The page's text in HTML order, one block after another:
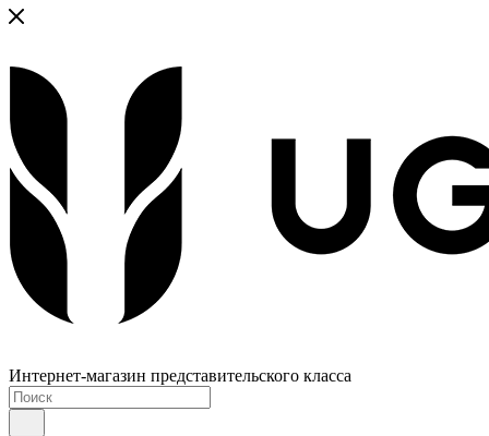
Интернет-магазин представительского класса